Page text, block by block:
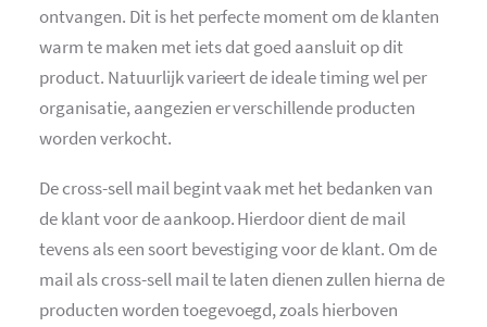
ontvangen. Dit is het perfecte moment om de klanten
warm te maken met iets dat goed aansluit op dit
product. Natuurlijk varieert de ideale timing wel per
organisatie, aangezien er verschillende producten
worden verkocht.
De cross-sell mail begint vaak met het bedanken van
de klant voor de aankoop. Hierdoor dient de mail
tevens als een soort bevestiging voor de klant. Om de
mail als cross-sell mail te laten dienen zullen hierna de
producten worden toegevoegd, zoals hierboven